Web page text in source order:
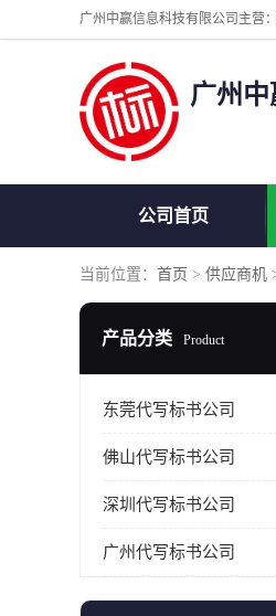
广州
公司首页
当前位置： 首页 > 供应商机
产品分类 Product
东莞代写标书公司
佛山代写标书公司
深圳代写标书公司
广州代写标书公司